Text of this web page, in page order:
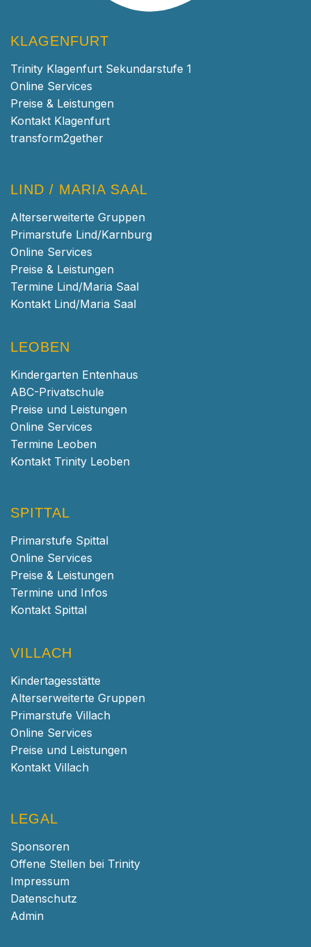
KLAGENFURT
Trinity Klagenfurt Sekundarstufe 1
Online Services
Preise & Leistungen
Kontakt Klagenfurt
transform2gether
LIND / MARIA SAAL
Alterserweiterte Gruppen
Primarstufe Lind/Karnburg
Online Services
Preise & Leistungen
Termine Lind/Maria Saal
Kontakt Lind/Maria Saal
LEOBEN
Kindergarten Entenhaus
ABC-Privatschule
Preise und Leistungen
Online Services
Termine Leoben
Kontakt Trinity Leoben
SPITTAL
Primarstufe Spittal
Online Services
Preise & Leistungen
Termine und Infos
Kontakt Spittal
VILLACH
Kindertagesstätte
Alterserweiterte Gruppen
Primarstufe Villach
Online Services
Preise und Leistungen
Kontakt Villach
LEGAL
Sponsoren
Offene Stellen bei Trinity
Impressum
Datenschutz
Admin